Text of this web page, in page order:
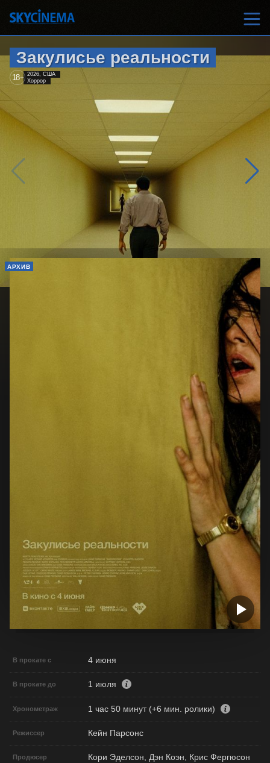
Закулисье реальности
18+ 2026, США
Хоррор
АРХИВ
В прокате с 4 июня
В прокате до 1 июля
Хронометраж 1 час 50 минут (+6 мин. ролики)
Режиссер Кейн Парсонс
Продюсер Кори Эделсон, Дэн Коэн, Крис Фергюсон